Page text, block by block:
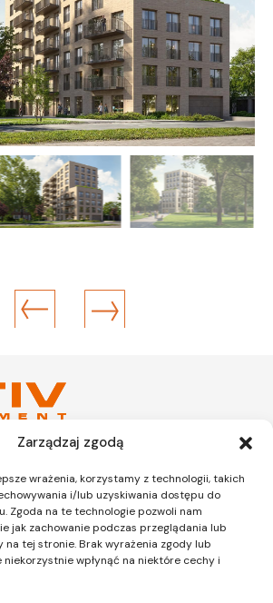
Zarządzaj zgodą
wrażenia, korzystamy z technologii, takich
i/lub uzyskiwania dostępu do
Zgoda na te technologie pozwoli nam
jak zachowanie podczas przeglądania lub
tej stronie. Brak wyrażenia zgody lub
wpłynąć na niektóre cechy i
sprzedaży
3A